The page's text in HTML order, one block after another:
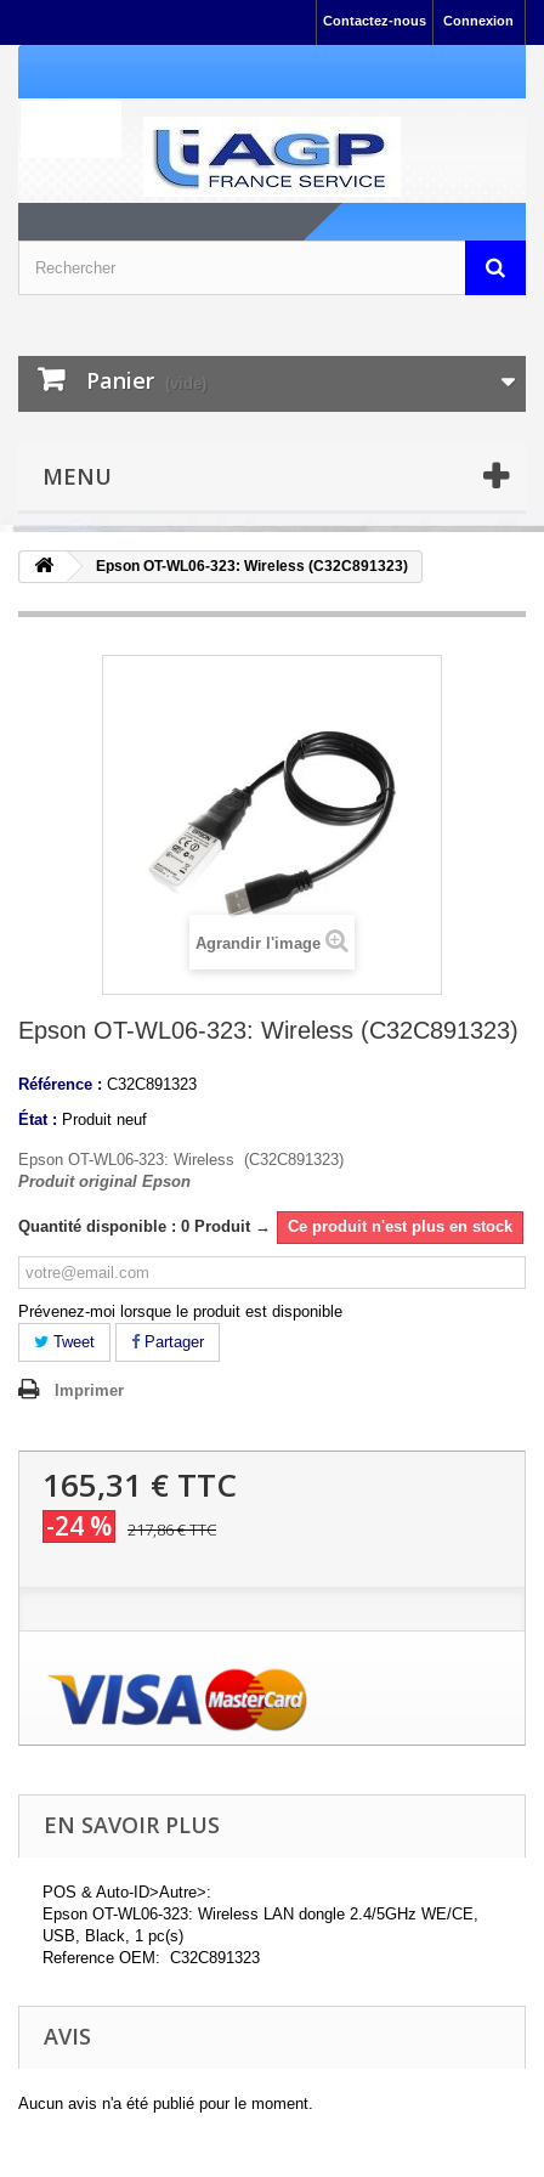
Connexion
Contactez-nous
Panier (vide)
MENU
Epson OT-WL06-323: Wireless (C32C891323)
Agrandir l'image
Epson OT-WL06-323: Wireless (C32C891323)
Référence : C32C891323
État : Produit neuf
Epson OT-WL06-323: Wireless (C32C891323)
Produit original Epson
Quantité disponible : 0 Produit → Ce produit n'est plus en stock
Prévenez-moi lorsque le produit est disponible
Tweet
Partager
Imprimer
165,31 € TTC
-24 % 217,86 €TTC
EN SAVOIR PLUS
POS & Auto-ID>Autre>:
Epson OT-WL06-323: Wireless LAN dongle 2.4/5GHz WE/CE,
USB, Black, 1 pc(s)
Reference OEM: C32C891323
AVIS
Aucun avis n'a été publié pour le moment.